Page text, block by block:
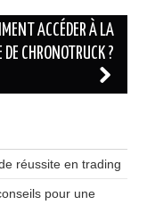
ACCÉDER À LA
DE CHRONOTRUCK ?
réussite en trading
pour une